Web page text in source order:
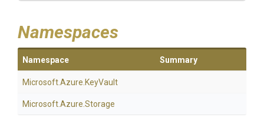
Namespaces
Namespace Summary
Microsoft.Azure .KeyVault
Microsoft.Azure .Storage